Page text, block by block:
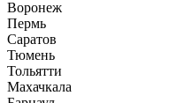
Воронеж
Пермь
Саратов
Тюмень
Тольятти
Махачкала